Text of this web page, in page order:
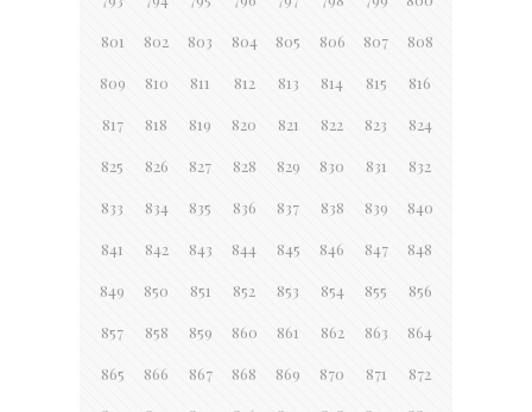
801 802 803 804 805 806 807 808
809 810 811 812 813 814 815 816
817 818 819 820 821 822 823 824
825 826 827 828 829 830 831 832
833 834 835 836 837 838 839 840
841 842 843 844 845 846 847 848
849 850 851 852 853 854 855 856
857 858 859 860 861 862 863 864
865 866 867 868 869 870 871 872